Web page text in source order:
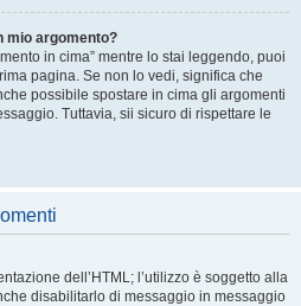
mio argomento?
in cima” mentre lo stai leggendo, puoi
pagina. Se non lo vedi, significa che
possibile spostare in cima gli argomenti
Tuttavia, sii sicuro di rispettare le
dell’HTML; l’utilizzo è soggetto alla
disabilitarlo di messaggio in messaggio